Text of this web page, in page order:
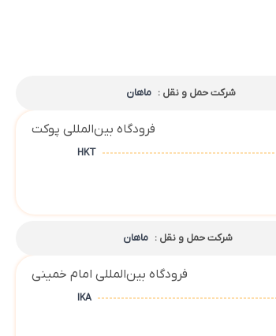
شرکت حمل و نقل : ماهان
فرودگاه بین‌المللی پوکت
HKT
شرکت حمل و نقل : ماهان
فرودگاه بین‌المللی امام خمینی
IKA